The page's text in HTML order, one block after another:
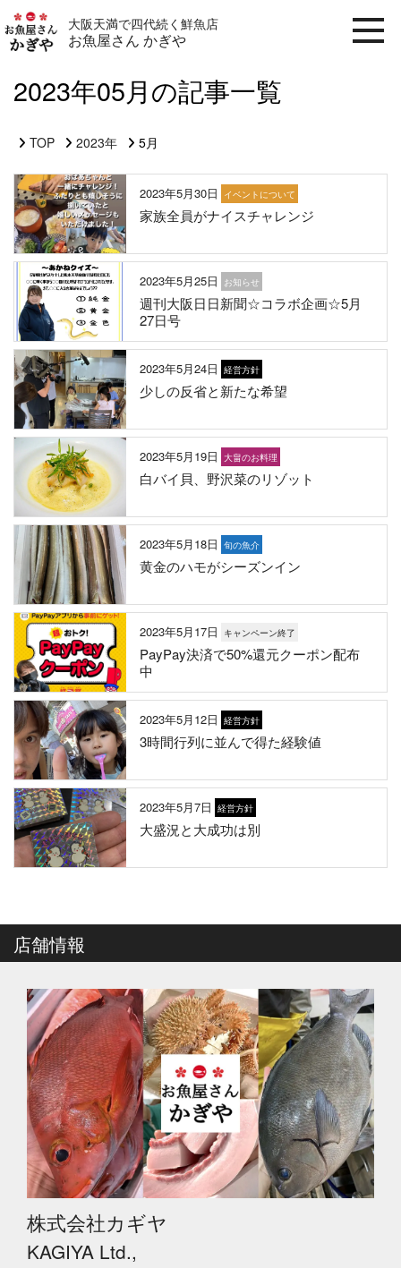
大阪天満で四代続く鮮魚店
お魚屋さん かぎや
2023年05月の記事一覧
TOP 2023年 5月
2023年5月30日 イベントについて
家族全員がナイスチャレンジ
2023年5月25日 お知らせ
週刊大阪日日新聞☆コラボ企画☆5月
27日号
2023年5月24日 経営方針
少しの反省と新たな希望
2023年5月19日 大畠のお料理
白バイ貝、野沢菜のリゾット
2023年5月18日 旬の魚介
黄金のハモがシーズンイン
2023年5月17日 キャンペーン終了
PayPay決済で50%還元クーポン配布
中
2023年5月12日 経営方針
3時間行列に並んで得た経験値
2023年5月7日 経営方針
大盛況と大成功は別
店舗情報
株式会社カギヤ
KAGIYA Ltd.,